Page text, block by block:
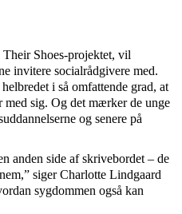
Shoes-projektet, vil
invitere socialrådgivere med.
i så omfattende grad, at
med sig. Og det mærker de unge
og senere på
anden side af skrivebordet – de
siger Charlotte Lindgaard
sygdommen også kan